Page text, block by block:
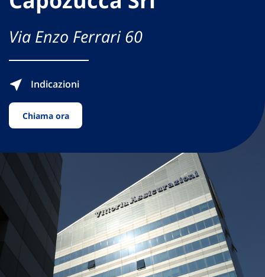
Via Enzo Ferrari 60
Indicazioni
Chiama ora